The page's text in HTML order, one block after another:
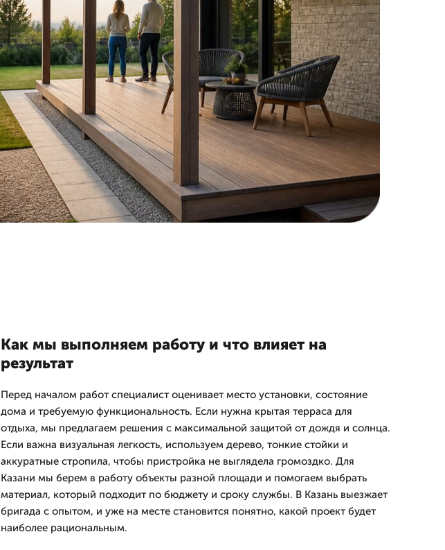
Как мы выполняем работу и что влияет на
результат
Перед началом работ специалист оценивает место установки, состояние
дома и требуемую функциональность. Если нужна крытая терраса для
отдыха, мы предлагаем решения с максимальной защитой от дождя и солнца.
Если важна визуальная легкость, используем дерево, тонкие стойки и
аккуратные стропила, чтобы пристройка не выглядела громоздко. Для
Казани мы берем в работу объекты разной площади и помогаем выбрать
материал, который подходит по бюджету и сроку службы. В Казань выезжает
бригада с опытом, и уже на месте становится понятно, какой проект будет
наиболее рациональным.